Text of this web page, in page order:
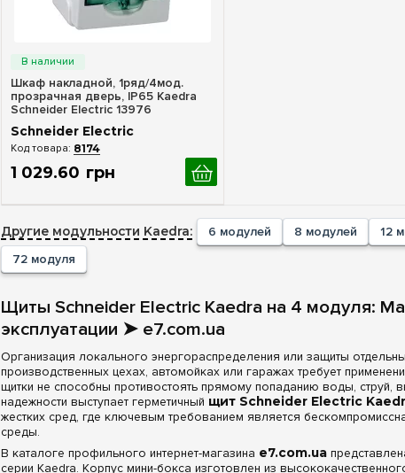
Шкаф накладной, 1ряд/4мод.
прозрачная дверь, ІР65 Kaedra
Schneider Electric 13976
Schneider Electric
8174
1 029.60 грн
Другие модульности Kaedra: 6 модулей 8 модулей 12
72 модуля
Щиты Schneider Electric Kaedra на 4 модуля:
эксплуатации ➤ e7.com.ua
Организация локального энергораспределения или защиты
производственных цехах, автомойках или гаражах требует
щитки не способны противостоять прямому попаданию воды, струй,
надежности выступает герметичный щит Schneider Electric
жестких сред, где ключевым требованием является
среды.
В каталоге профильного интернет-магазина e7.com.ua
серии Kaedra. Корпус мини-бокса изготовлен из